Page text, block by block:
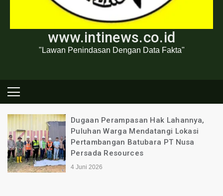
www.intinews.co.id
"Lawan Penindasan Dengan Data Fakta"
Dugaan Perampasan Hak Lahannya,
Puluhan Warga Mendatangi Lokasi
Pertambangan Batubara PT Nusa
Persada Resources
4 Juni 2026